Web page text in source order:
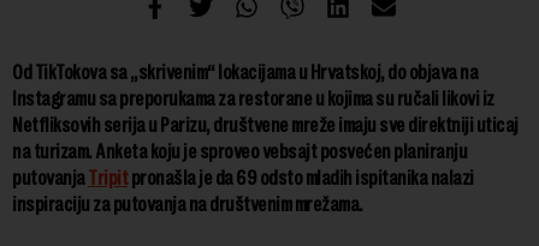
Od TikTokova sa „skrivenim“ lokacijama u Hrvatskoj, do objava na
Instagramu sa preporukama za restorane u kojima su ručali likovi iz
Netfliksovih serija u Parizu, društvene mreže imaju sve direktniji uticaj
na turizam. Anketa koju je sproveo vebsajt posvećen planiranju
putovanjaTripitpronašla je da 69 odsto mladih ispitanika nalazi
inspiraciju za putovanja na društvenim mrežama.